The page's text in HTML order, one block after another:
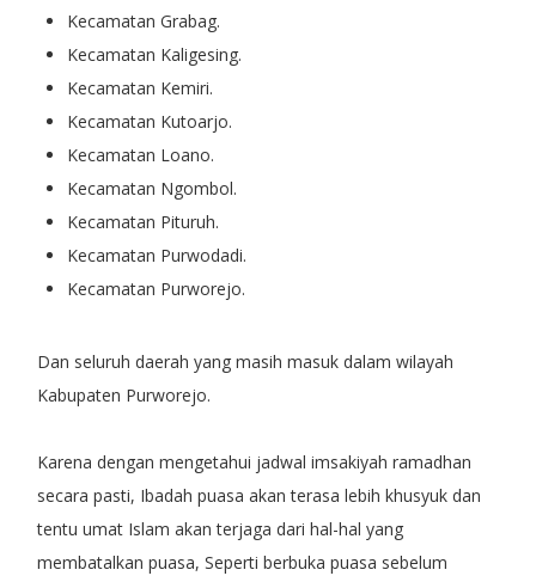
Kecamatan Grabag.
Kecamatan Kaligesing.
Kecamatan Kemiri.
Kecamatan Kutoarjo.
Kecamatan Loano.
Kecamatan Ngombol.
Kecamatan Pituruh.
Kecamatan Purwodadi.
Kecamatan Purworejo.
Dan seluruh daerah yang masih masuk dalam wilayah
Kabupaten Purworejo.
Karena dengan mengetahui jadwal imsakiyah ramadhan
secara pasti, Ibadah puasa akan terasa lebih khusyuk dan
tentu umat Islam akan terjaga dari hal-hal yang
membatalkan puasa, Seperti berbuka puasa sebelum